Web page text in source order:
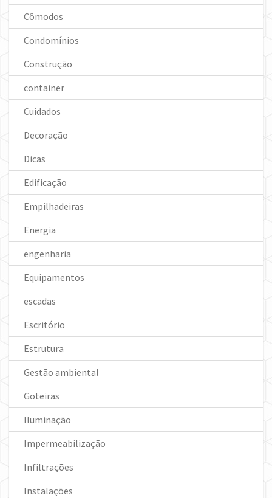
Cômodos
Condomínios
Construção
container
Cuidados
Decoração
Dicas
Edificação
Empilhadeiras
Energia
engenharia
Equipamentos
escadas
Escritório
Estrutura
Gestão ambiental
Goteiras
Iluminação
Impermeabilização
Infiltrações
Instalações